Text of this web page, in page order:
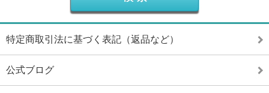
特定商取引法に基づく表記（返品など）
公式ブログ